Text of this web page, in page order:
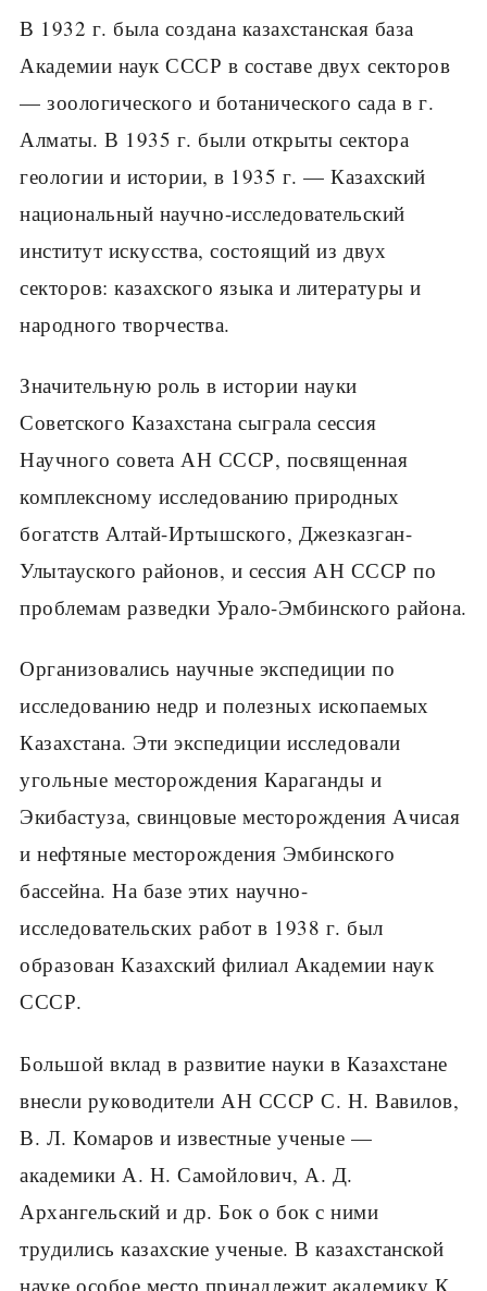
В 1932 г. была создана казахстанская база
Академии наук СССР в составе двух секторов
— зоологического и ботанического сада в г.
Алматы. В 1935 г. были открыты сектора
геологии и истории, в 1935 г. — Казахский
национальный научно-исследовательский
институт искусства, состоящий из двух
секторов: казахского языка и литературы и
народного творчества.
Значительную роль в истории науки
Советского Казахстана сыграла сессия
Научного совета АН СССР, посвященная
комплексному исследованию природных
богатств Алтай-Иртышского, Джезказган-
Улытауского районов, и сессия АН СССР по
проблемам разведки Урало-Эмбинского района.
Организовались научные экспедиции по
исследованию недр и полезных ископаемых
Казахстана. Эти экспедиции исследовали
угольные месторождения Караганды и
Экибастуза, свинцовые месторождения Ачисая
и нефтяные месторождения Эмбинского
бассейна. На базе этих научно-
исследовательских работ в 1938 г. был
образован Казахский филиал Академии наук
СССР.
Большой вклад в развитие науки в Казахстане
внесли руководители АН СССР С. Н. Вавилов,
В. Л. Комаров и известные ученые —
академики А. Н. Самойлович, А. Д.
Архангельский и др. Бок о бок с ними
трудились казахские ученые. В казахстанской
науке особое место принадлежит академику К